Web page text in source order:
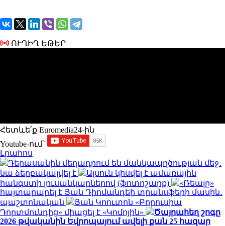
ՈՒՂԻՂ ԵԹԵՐ
Հետևե՛ք Euromedia24-ին
Youtube-ում`
Լրահոս
Դերասանին մեղադրում են մանկապղծության մեջ․
նա ձերբակալվել է
Ալսուն կիսվել է ամառային
հանգստի լուսանկարներով (ֆոտոշարք)
«Ռեալը»
հայտարարել է Յան Դիոմանդեի տրանսֆերի մասին․
պաշտոնական
Յան Կոուտոն «Բորուսիա
Դորտմունդից» միացել է «Կոմոյին»
Ծայրահեղ շոգը
2026 թվականին Եվրոպայում ավելի քան 25 հազար